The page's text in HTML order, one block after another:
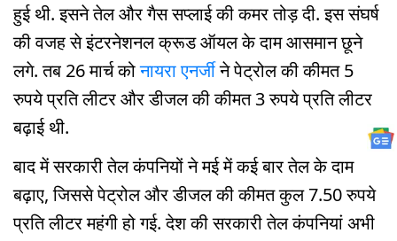
हुई थी. इसने तेल और गैस सप्लाई की कमर तोड़ दी. इस संघर्ष
की वजह से इंटरनेशनल क्रूड ऑयल के दाम आसमान छूने
लगे. तब 26 मार्च कोनायरा एनर्जीने पेट्रोल की कीमत 5
रुपये प्रति लीटर और डीजल की कीमत 3 रुपये प्रति लीटर
बढ़ाई थी.
बाद में सरकारी तेल कंपनियों ने मई में कई बार तेल के दाम
बढ़ाए, जिससे पेट्रोल और डीजल की कीमत कुल 7.50 रुपये
प्रति लीटर महंगी हो गई. देश की सरकारी तेल कंपनियां अभी